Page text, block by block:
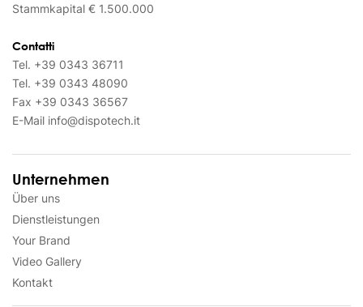
Stammkapital € 1.500.000
Contatti
Tel. +39 0343 36711
Tel. +39 0343 48090
Fax +39 0343 36567
E-Mail info@dispotech.it
Unternehmen
Über uns
Dienstleistungen
Your Brand
Video Gallery
Kontakt